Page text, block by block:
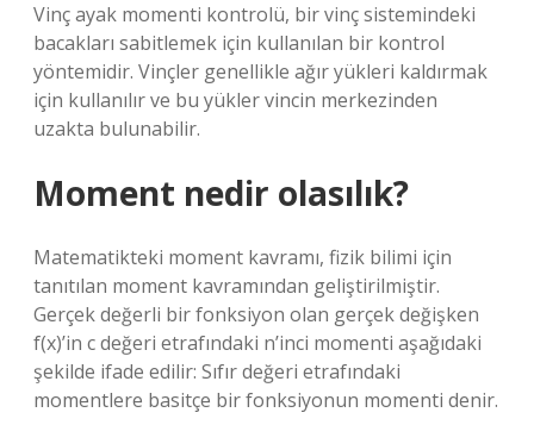
Vinç ayak momenti kontrolü, bir vinç sistemindeki
bacakları sabitlemek için kullanılan bir kontrol
yöntemidir. Vinçler genellikle ağır yükleri kaldırmak
için kullanılır ve bu yükler vincin merkezinden
uzakta bulunabilir.
Moment nedir olasılık?
Matematikteki moment kavramı, fizik bilimi için
tanıtılan moment kavramından geliştirilmiştir.
Gerçek değerli bir fonksiyon olan gerçek değişken
f(x)’in c değeri etrafındaki n’inci momenti aşağıdaki
şekilde ifade edilir: Sıfır değeri etrafındaki
momentlere basitçe bir fonksiyonun momenti denir.